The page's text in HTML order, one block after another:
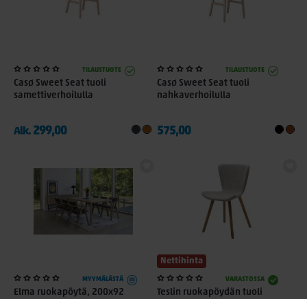
TILAUSTUOTE
Casø Sweet Seat tuoli
samettiverhoilulla
Alk. 299,00
TILAUSTUOTE
Casø Sweet Seat tuoli
nahkaverhoilulla
575,00
MYYMÄLÄSTÄ
Elma ruokapöytä, 200x92
Nettihinta
VARASTOSSA
Teslin ruokapöydän tuoli